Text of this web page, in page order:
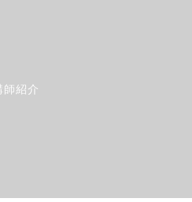
師紹介